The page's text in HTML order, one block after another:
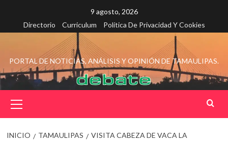
contenido
9 agosto, 2026
Directorio
Curriculum Política De Privacidad Y Cookies
PORTAL DE NOTICIAS, ANÁLISIS Y OPINIÓN DE TAMAULIPAS.
principal
INICIO TAMAULIPAS
VISITA CABEZA DE VACA LA